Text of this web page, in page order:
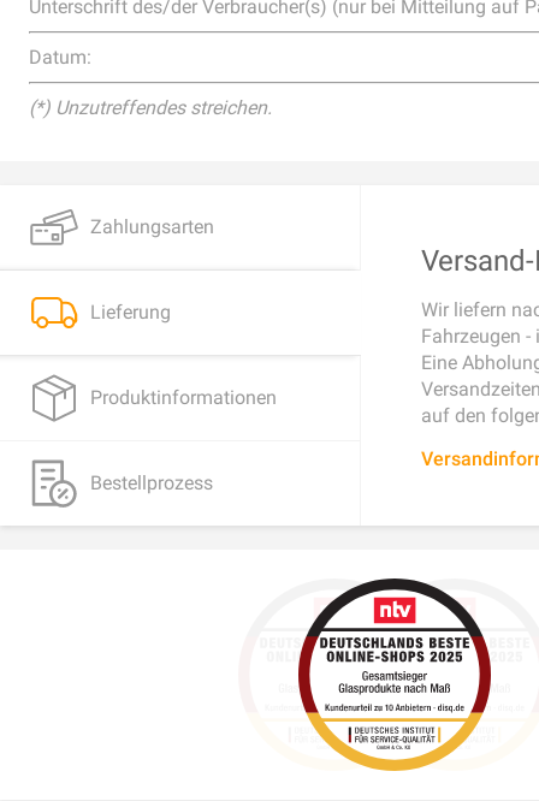
Unterschrift des/der Verbraucher(s) (nur bei Mitteilung auf
Datum:
(*) Unzutreffendes streichen.
Zahlungsarten
Lieferung
Produktinformationen
Bestellprozess
Wir liefern
Fahrzeugen
Eine
auf den